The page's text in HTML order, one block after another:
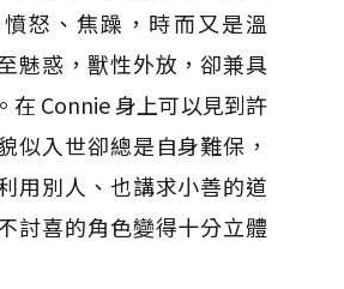
怒、焦躁，時而又是溫
魅惑，獸性外放，卻兼具
在 Connie 身上可以見到許
似入世卻總是自身難保，
用別人、也講求小善的道
討喜的角色變得十分立體